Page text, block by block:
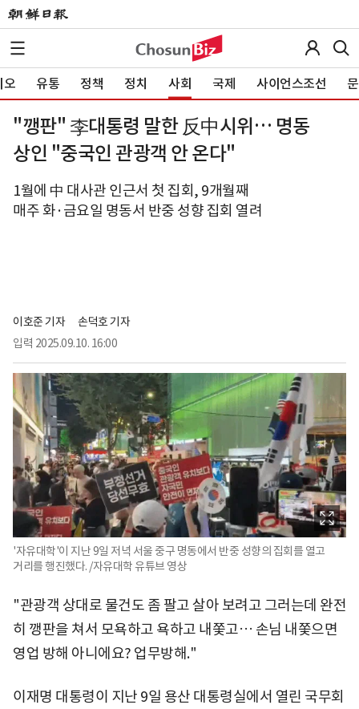
오 유통 정책 정치 사회 국제 사이언스조선
"깽판" 李대통령 말한 反中시위… 명동
상인 "중국인 관광객 안 온다"
1월에 中 대사관 인근서 첫 집회, 9개월째
매주 화·금요일 명동서 반중 성향 집회 열려
이호준 기자
손덕호 기자
입력 2025.09.10. 16:00
'자유대학'이 지난 9일 저녁 서울 중구 명동에서 반중 성향의 집회를 열고
거리를 행진했다. /자유대학 유튜브 영상
"관광객 상대로 물건도 좀 팔고 살아 보려고 그러는데 완전
히 깽판을 쳐서 모욕하고 욕하고 내쫓고… 손님 내쫓으면
영업 방해 아니에요? 업무방해."
이재명 대통령이 지난 9일 용산 대통령실에서 열린 국무회